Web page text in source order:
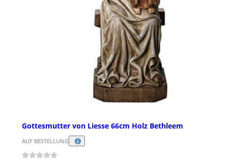
Gottesmutter von Liesse 66cm Holz Bethleem
AUF BESTELLUNG